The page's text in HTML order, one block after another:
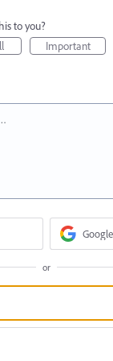
to you?
Important
Google
or